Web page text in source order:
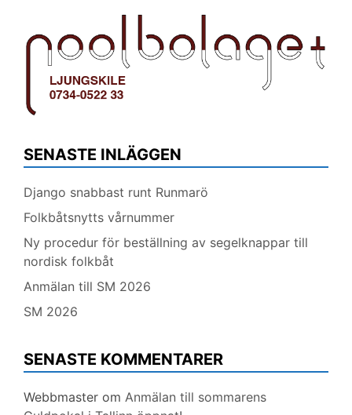
SENASTE INLÄGGEN
Django snabbast runt Runmarö
Folkbåtsnytts vårnummer
Ny procedur för beställning av segelknappar till
nordisk folkbåt
Anmälan till SM 2026
SM 2026
SENASTE KOMMENTARER
Webbmaster om Anmälan till sommarens